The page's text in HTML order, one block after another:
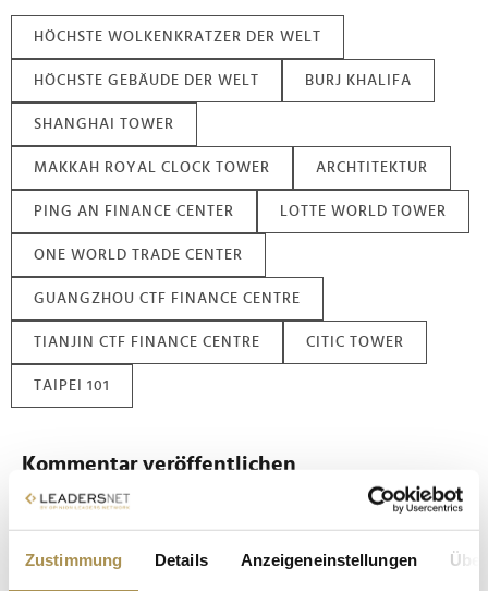
Zustimmung Details Anzeigeneinstellungen
HÖCHSTE WOLKENKRATZER DER WELT
HÖCHSTE GEBÄUDE DER WELT BURJ KHALIFA
SHANGHAI TOWER
MAKKAH ROYAL CLOCK TOWER ARCHTITEKTUR
PING AN FINANCE CENTER LOTTE WORLD TOWER
ONE WORLD TRADE CENTER
GUANGZHOU CTF FINANCE CENTRE
TIANJIN CTF FINANCE CENTRE CITIC TOWER
TAIPEI 101
Kommentar veröffentlichen
Autor:*